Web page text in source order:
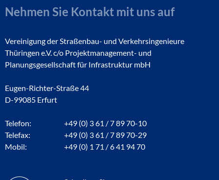
Nehmen Sie Kontakt mit uns auf
Vereinigung der Straßenbau- und Verkehrsingenieure
Thüringen e.V. c/o Projektmanagement- und
Planungsgesellschaft für Infrastruktur mbH
Eugen-Richter-Straße 44
D-99085 Erfurt
Telefon:
+49 (0) 3 61 / 7 89 70-10
Telefax:
+49 (0) 3 61 / 7 89 70-29
Mobil:
+49 (0) 1 71 / 6 41 94 70